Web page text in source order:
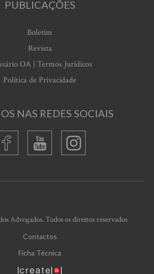
PUBLICAÇÕES
Boletim
Revista
OA | Termos Jurídicos
Política de Privacidade
NAS REDES SOCIAIS
Advogados. Todos os direitos reservados
Contactos
Ficha Técnica